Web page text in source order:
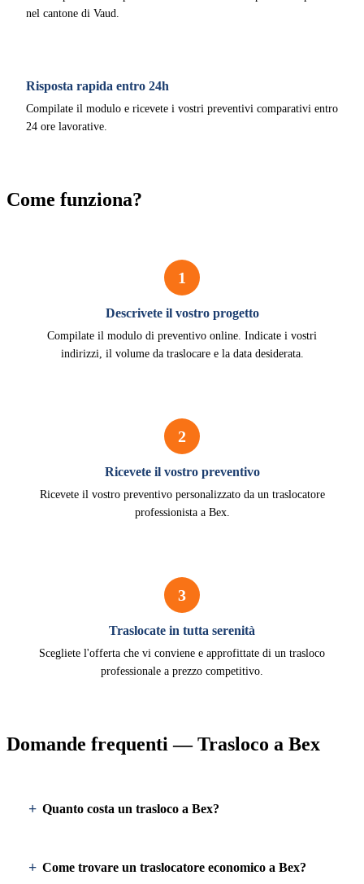
nel cantone di Vaud.
Risposta rapida entro 24h
Compilate il modulo e ricevete i vostri preventivi comparativi entro
24 ore lavorative.
Come funziona?
1
Descrivete il vostro progetto
Compilate il modulo di preventivo online. Indicate i vostri
indirizzi, il volume da traslocare e la data desiderata.
2
Ricevete il vostro preventivo
Ricevete il vostro preventivo personalizzato da un traslocatore
professionista a Bex.
3
Traslocate in tutta serenità
Scegliete l'offerta che vi conviene e approfittate di un trasloco
professionale a prezzo competitivo.
Domande frequenti — Trasloco a Bex
Quanto costa un trasloco a Bex?
Come trovare un traslocatore economico a Bex?